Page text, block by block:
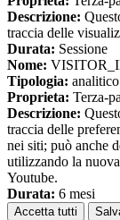
Descrizione:
traccia delle
Durata: Sessione
Nome:
Tipologia: analitico
Proprieta: Terza-
Descrizione:
traccia delle
nei siti; può anche
utilizzando la
Youtube.
Durata: 6 mesi
Accetta tutti